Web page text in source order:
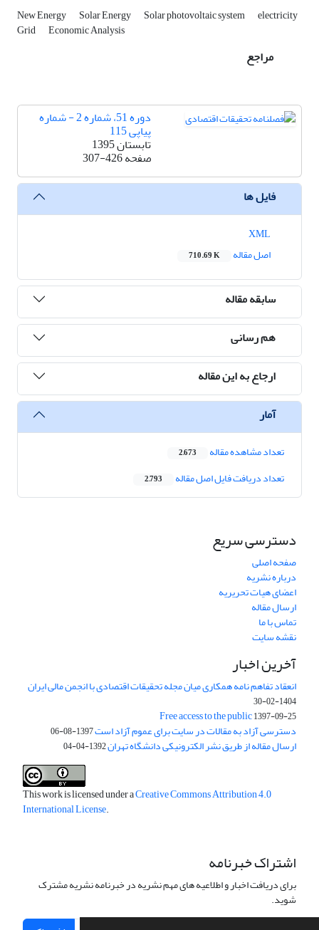
New Energy Solar Energy Solar photovoltaic system electricity
Grid Economic Analysis
مراجع
دوره 51، شماره 2 - شماره
پیاپی 115
تابستان 1395
صفحه307-426
فایل ها
اصل مقاله
710.69 K
سابقه مقاله
هم رسانی
ارجاع به این مقاله
آمار
تعداد مشاهده مقاله 2,673
تعداد دریافت فایل اصل مقاله 2,793
دسترسی سریع
صفحه اصلی
درباره نشریه
اعضای هیات تحریریه
ارسال مقاله
تماس با ما
نقشه سایت
آخرین اخبار
انعقاد تفاهم نامه همکاری میان مجله تحقیقات اقتصادی با انجمن مالی ایران
1404-02-30
Free access to the public1397-09-25
دسترسی آزاد به مقالات در سایت برای عموم آزاد است1397-08-06
ارسال مقاله از طریق نشر الکترونیکی دانشگاه تهران1392-04-04
This work is licensed under aCreative Commons Attribution 4.0
International License.
اشتراک خبرنامه
برای دریافت اخبار و اطلاعیه های مهم نشریه در خبرنامه نشریه مشترک
شوید.